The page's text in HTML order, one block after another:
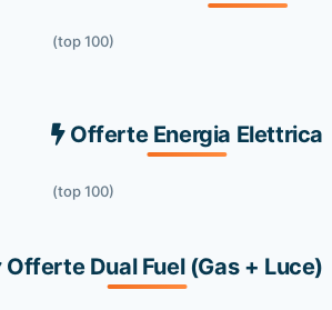
(top 100)
Offerte Energia Elettrica
(top 100)
Offerte Dual Fuel (Gas + Luce)